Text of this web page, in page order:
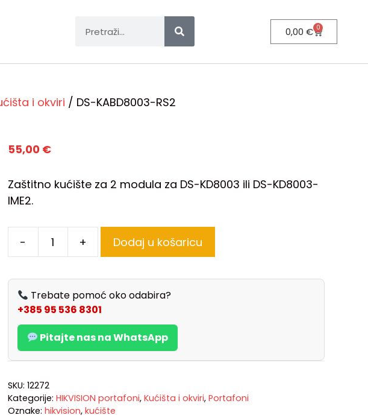
0,00€ 0
i okviri / DS-KABD8003-RS2
55,00 €
Zaštitno kućište za 2 modula za DS-KD8003 ili DS-KD8003-
IME2.
- + Dodaj u košaricu
Trebate pomoć oko odabira?
+385 95 536 8301
Pitajte nas na WhatsApp
SKU: 12272
Kategorije: HIKVISION portafoni, Kućišta i okviri, Portafoni
Oznake: hikvision, kućište